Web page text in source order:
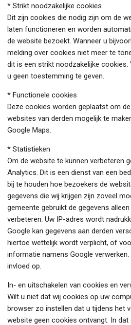
* Strikt noodzakelijke cookies
Dit zijn cookies die nodig zijn om de
laten functioneren en worden
de website bezoekt. Wanneer u
melding over cookies niet meer te
dit is een strikt noodzakelijke
u geen toestemming te geven.
* Functionele cookies
Deze cookies worden geplaatst om
websites van derden mogelijk te
Google Maps.
* Statistieken
Om de website te kunnen verbeteren
Analytics. Dit is een dienst van een
bij te houden hoe bezoekers de
gegevens die wij krijgen zijn zoveel
gemeente gebruikt de gegevens
verbeteren. Uw IP-adres wordt
Google kan gegevens aan derden
hiertoe wettelijk wordt verplicht, of
informatie namens Google verwerken.
invloed op.
In- en uitschakelen van cookies en
Wilt u niet dat wij cookies op uw
browser zo instellen dat u tijdens het
website geen cookies ontvangt. In dat